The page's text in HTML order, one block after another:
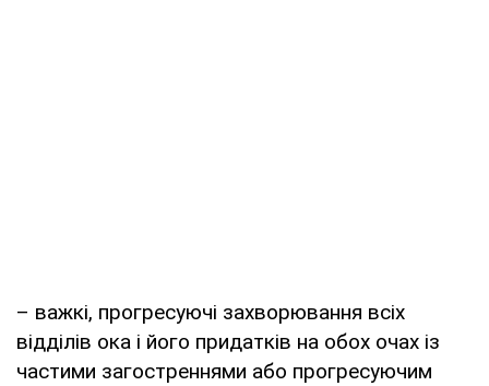
– важкі, прогресуючі захворювання всіх
відділів ока і його придатків на обох очах із
частими загостреннями або прогресуючим